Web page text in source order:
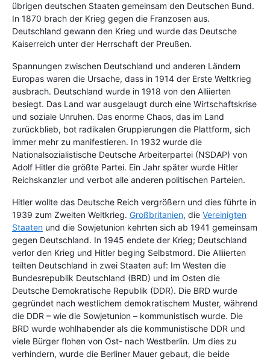
übrigen deutschen Staaten gemeinsam den Deutschen Bund.
In 1870 brach der Krieg gegen die Franzosen aus.
Deutschland gewann den Krieg und wurde das Deutsche
Kaiserreich unter der Herrschaft der Preußen.
Spannungen zwischen Deutschland und anderen Ländern
Europas waren die Ursache, dass in 1914 der Erste Weltkrieg
ausbrach. Deutschland wurde in 1918 von den Alliierten
besiegt. Das Land war ausgelaugt durch eine Wirtschaftskrise
und soziale Unruhen. Das enorme Chaos, das im Land
zurückblieb, bot radikalen Gruppierungen die Plattform, sich
immer mehr zu manifestieren. In 1932 wurde die
Nationalsozialistische Deutsche Arbeiterpartei (NSDAP) von
Adolf Hitler die größte Partei. Ein Jahr später wurde Hitler
Reichskanzler und verbot alle anderen politischen Parteien.
Hitler wollte das Deutsche Reich vergrößern und dies führte in
1939 zum Zweiten Weltkrieg. Großbritanien, die Vereinigten
Staaten und die Sowjetunion kehrten sich ab 1941 gemeinsam
gegen Deutschland. In 1945 endete der Krieg; Deutschland
verlor den Krieg und Hitler beging Selbstmord. Die Alliierten
teilten Deutschland in zwei Staaten auf: Im Westen die
Bundesrepublik Deutschland (BRD) und im Osten die
Deutsche Demokratische Republik (DDR). Die BRD wurde
gegründet nach westlichem demokratischem Muster, während
die DDR – wie die Sowjetunion – kommunistisch wurde. Die
BRD wurde wohlhabender als die kommunistische DDR und
viele Bürger flohen von Ost- nach Westberlin. Um dies zu
verhindern, wurde die Berliner Mauer gebaut, die beide